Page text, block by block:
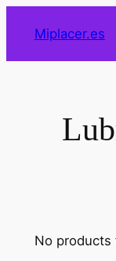
Miplacer.es
No products